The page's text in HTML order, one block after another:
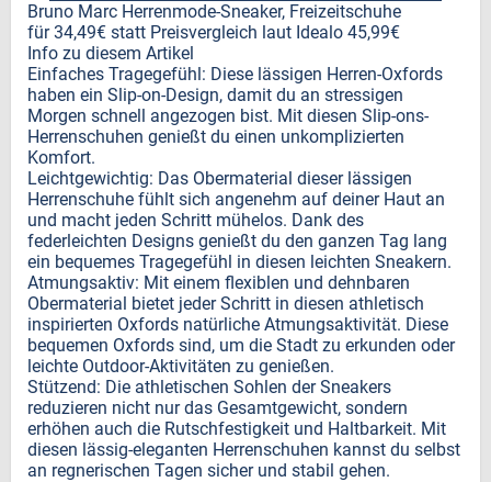
Bruno Marc Herrenmode-Sneaker, Freizeitschuhe
für 34,49€ statt Preisvergleich laut Idealo 45,99€
Info zu diesem Artikel
Einfaches Tragegefühl: Diese lässigen Herren-Oxfords
haben ein Slip-on-Design, damit du an stressigen
Morgen schnell angezogen bist. Mit diesen Slip-ons-
Herrenschuhen genießt du einen unkomplizierten
Komfort.
Leichtgewichtig: Das Obermaterial dieser lässigen
Herrenschuhe fühlt sich angenehm auf deiner Haut an
und macht jeden Schritt mühelos. Dank des
federleichten Designs genießt du den ganzen Tag lang
ein bequemes Tragegefühl in diesen leichten Sneakern.
Atmungsaktiv: Mit einem flexiblen und dehnbaren
Obermaterial bietet jeder Schritt in diesen athletisch
inspirierten Oxfords natürliche Atmungsaktivität. Diese
bequemen Oxfords sind, um die Stadt zu erkunden oder
leichte Outdoor-Aktivitäten zu genießen.
Stützend: Die athletischen Sohlen der Sneakers
reduzieren nicht nur das Gesamtgewicht, sondern
erhöhen auch die Rutschfestigkeit und Haltbarkeit. Mit
diesen lässig-eleganten Herrenschuhen kannst du selbst
an regnerischen Tagen sicher und stabil gehen.